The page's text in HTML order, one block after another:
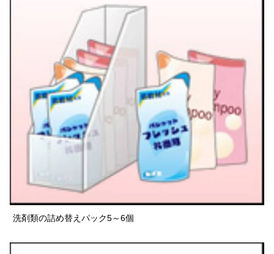
洗剤類の詰め替えパック5～6個